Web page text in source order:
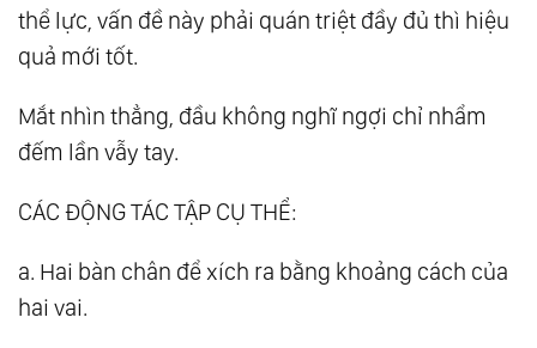
thể lực, vấn đề này phải quán triệt đầy đủ thì hiệu
quả mới tốt.
Mắt nhìn thẳng, đầu không nghĩ ngợi chỉ nhẩm
đếm lần vẫy tay.
CÁC ĐỘNG TÁC TẬP CỤ THỂ:
a. Hai bàn chân để xích ra bằng khoảng cách của
hai vai.